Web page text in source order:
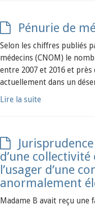
Pénurie de
Selon les chiffres publiés
médecins (CNOM) le
entre 2007 et 2016 et
actuellement dans un
Lire la suite
d’une
l’usager d’une
anormalement
Madame B avait reçu une